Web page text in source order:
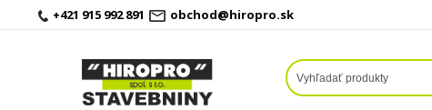
+421 915 992 891 obchod@hiropro.sk